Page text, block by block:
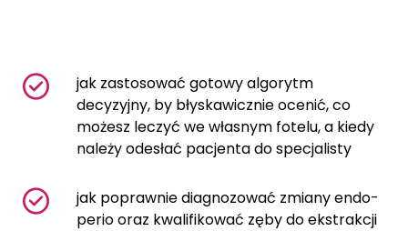
jak zastosować gotowy algorytm
decyzyjny, by błyskawicznie ocenić, co
możesz leczyć we własnym fotelu, a kiedy
należy odesłać pacjenta do specjalisty
jak poprawnie diagnozować zmiany endo-
perio oraz kwalifikować zęby do ekstrakcji